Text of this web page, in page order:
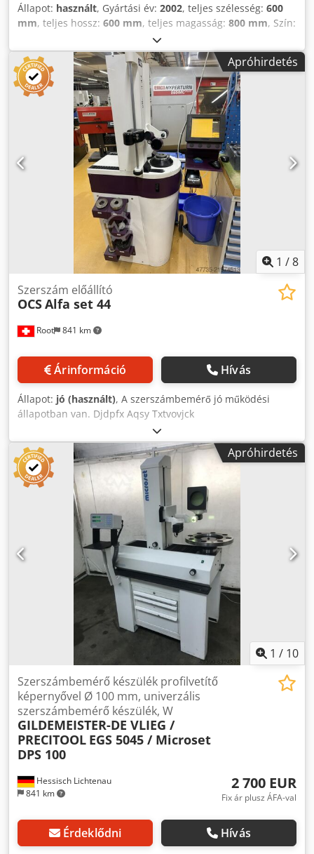
Állapot: használt, Gyártási év: 2002, teljes szélesség: 600
mm, teljes hossz: 600 mm, teljes magasság: 800 mm, Szín:
Szürke Saját tömeg: 50 kg Ár: Kérésre - Gyártási év: 2002 -
Dokumentáció elérhető: Nem - CE-tanúsítvány: Nem -
Sorozatszám: 97370 Dcjdpfx Aoyu Sl Hsqvsk - Modell
mérőeszköz: Szerszámbemérő készülék - Opcionális
felszereltség: Digitális kijelző - Szállítási méretek: 600mm x
600mm x 800mm (h x sz x m) - Szállítási súly [kg]: 50kg -
Szállítási csomagok [db]: 1 Pénzügyi információk ÁFA: A
megadott ár ÁFA nélkül értendő ÁFA/vonatkozó adózási
mód: Az ÁFA visszaigényelhető vállalkozók részére Szállítás
és beszámítás bármikor lehetséges minden ipari területre
vonatkozóan. Lukas van Rossum
Apróhirdetés
1 /8
Root 841 km
Szerszám előállító
OCSAlfa set 44
Árinformáció Hívás
Állapot: jó (használt), A szerszámbemérő jó működési
állapotban van. Djdpfx Aqsy Txtvovjck
Apróhirdetés
1 / 10
Hessisch Lichtenau
841 km
Szerszámbemérő készülék profilvetítő
képernyővel Ø 100 mm, univerzális
szerszámbemérő készülék, W
GILDEMEISTER-DE VLIEG /
PRECITOOL EGS 5045 / Microset
DPS 100
2 700 EUR
Fix ár plusz ÁFA-val
Érdeklődni Hívás